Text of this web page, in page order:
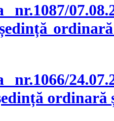
nr.1087/
nr.1066/
ordinară